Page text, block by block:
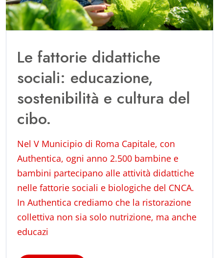
Le fattorie didattiche
sociali: educazione,
sostenibilità e cultura del
cibo.
Nel V Municipio di Roma Capitale, con
Authentica, ogni anno 2.500 bambine e
bambini partecipano alle attività didattiche
nelle fattorie sociali e biologiche del CNCA.
In Authentica crediamo che la ristorazione
collettiva non sia solo nutrizione, ma anche
educazi